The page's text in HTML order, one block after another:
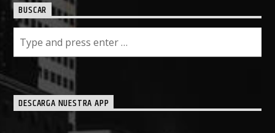
BUSCAR
DESCARGA NUESTRA APP